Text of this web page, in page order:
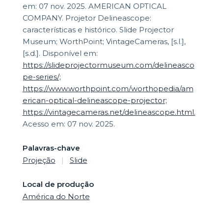
em: 07 nov. 2025. AMERICAN OPTICAL
COMPANY. Projetor Delineascope:
características e histórico. Slide Projector
Museum; WorthPoint; VintageCameras, [s.l.],
[s.d.]. Disponível em:
https://slideprojectormuseum.com/delineasco
pe-series/;
https://www.worthpoint.com/worthopedia/am
erican-optical-delineascope-projector;
https://vintagecameras.net/delineascope.html.
Acesso em: 07 nov. 2025.
Palavras-chave
Projeção
| Slide
Local de produção
América do Norte